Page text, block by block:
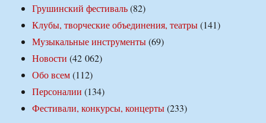
Грушинский фестиваль(82)
Клубы, творческие объединения, театры(141)
Музыкальные инструменты(69)
Новости (42 062)
Обо всем(112)
Персоналии (134)
Фестивали, конкурсы, концерты(233)